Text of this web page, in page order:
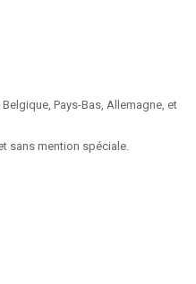
Pays-Bas, Allemagne, et
sans mention spéciale.